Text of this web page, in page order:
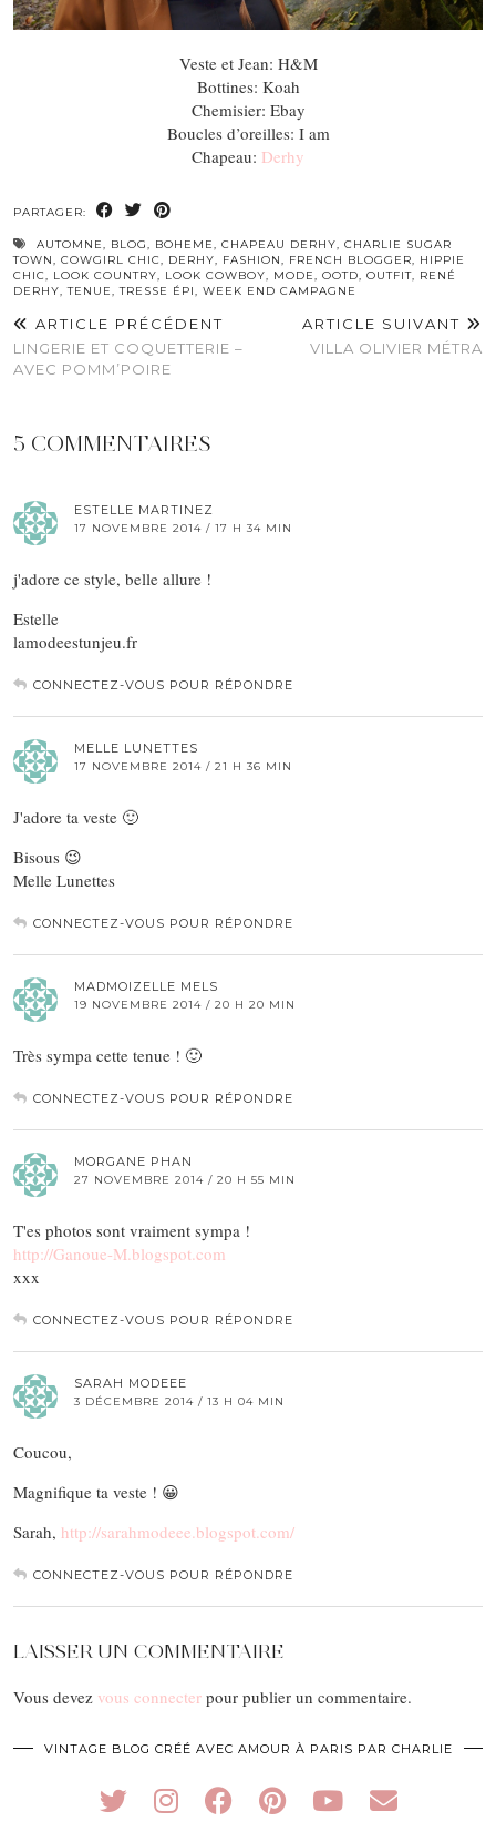
Veste et Jean: H&M
Bottines: Koah
Chemisier: Ebay
Boucles d’oreilles: I am
Chapeau: Derhy
PARTAGER:
AUTOMNE BLOG BOHEME CHAPEAU DERHY
CHARLIE SUGAR
TOWN
COWGIRL CHIC DERHY FASHION FRENCH BLOGGER
HIPPIE
CHIC
LOOK COUNTRY LOOK COWBOY MODE OOTD OUTFIT
RENÉ
DERHY ,TENUE ,TRESSE ÉPI WEEK END CAMPAGNE
ARTICLE PRÉCÉDENT
LINGERIE ET COQUETTERIE –
AVEC POMM’POIRE
ARTICLE SUIVANT
VILLA OLIVIER MÉTRA
5 COMMENTAIRES
ESTELLE MARTINEZ
17 NOVEMBRE 2014 / 17 H 34 MIN
j'adore ce style, belle allure !
Estelle
lamodeestunjeu.fr
CONNECTEZ-VOUS POUR RÉPONDRE
MELLE LUNETTES
17 NOVEMBRE 2014 / 21 H 36 MIN
J'adore ta veste 🙂
Bisous 😉
Melle Lunettes
CONNECTEZ-VOUS POUR RÉPONDRE
MADMOIZELLE MELS
19 NOVEMBRE 2014 / 20 H 20 MIN
Très sympa cette tenue ! 🙂
CONNECTEZ-VOUS POUR RÉPONDRE
MORGANE PHAN
27 NOVEMBRE 2014 / 20 H 55 MIN
T'es photos sont vraiment sympa !
http://Ganoue-M.blogspot.com
xxx
CONNECTEZ-VOUS POUR RÉPONDRE
SARAH MODEEE
3 DÉCEMBRE 2014 / 13 H 04 MIN
Coucou,
Magnifique ta veste ! 😀
Sarah, http://sarahmodeee.blogspot.com/
CONNECTEZ-VOUS POUR RÉPONDRE
LAISSER UN COMMENTAIRE
Vous devez vous connecter pour publier un commentaire.
VINTAGE BLOG CRÉÉ AVEC AMOUR À PARIS PAR CHARLIE